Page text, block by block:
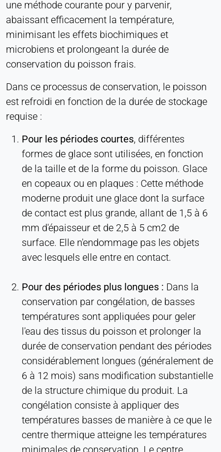
une méthode courante pour y parvenir,
abaissant efficacement la température,
minimisant les effets biochimiques et
microbiens et prolongeant la durée de
conservation du poisson frais.
Dans ce processus de conservation, le poisson
est refroidi en fonction de la durée de stockage
requise :
Pour les périodes courtes, différentes
formes de glace sont utilisées, en fonction
de la taille et de la forme du poisson. Glace
en copeaux ou en plaques : Cette méthode
moderne produit une glace dont la surface
de contact est plus grande, allant de 1,5 à 6
mm d'épaisseur et de 2,5 à 5 cm2 de
surface. Elle n'endommage pas les objets
avec lesquels elle entre en contact.
Pour des périodes plus longues : Dans la
conservation par congélation, de basses
températures sont appliquées pour geler
l'eau des tissus du poisson et prolonger la
durée de conservation pendant des périodes
considérablement longues (généralement de
6 à 12 mois) sans modification substantielle
de la structure chimique du produit. La
congélation consiste à appliquer des
températures basses de manière à ce que le
centre thermique atteigne les températures